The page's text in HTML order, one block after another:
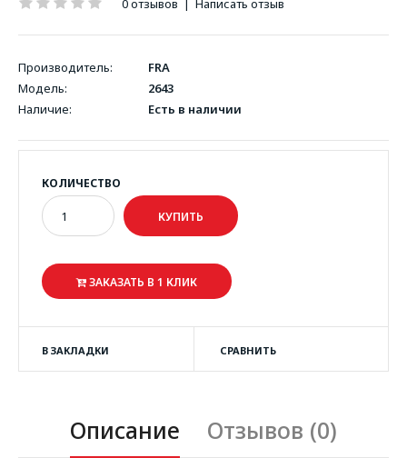
0 отзывов | Написать отзыв
Производитель:
FRA
Модель:
2643
Наличие:
Есть в наличии
КОЛИЧЕСТВО
ЗАКАЗАТЬ В 1 КЛИК
В ЗАКЛАДКИ СРАВНИТЬ
Описание Отзывов (0)